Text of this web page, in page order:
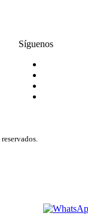
Síguenos